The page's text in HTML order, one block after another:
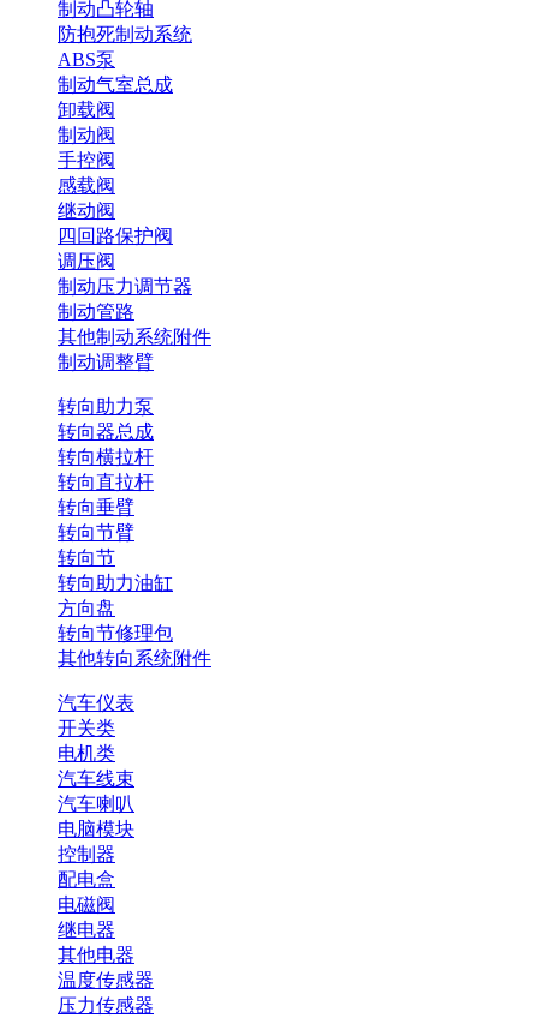
制动凸轮轴
防抱死制动系统
ABS泵
制动气室总成
卸载阀
制动阀
手控阀
感载阀
继动阀
四回路保护阀
调压阀
制动压力调节器
制动管路
其他制动系统附件
制动调整臂
转向助力泵
转向器总成
转向横拉杆
转向直拉杆
转向垂臂
转向节臂
转向节
转向助力油缸
方向盘
转向节修理包
其他转向系统附件
汽车仪表
开关类
电机类
汽车线束
汽车喇叭
电脑模块
控制器
配电盒
电磁阀
继电器
其他电器
温度传感器
压力传感器